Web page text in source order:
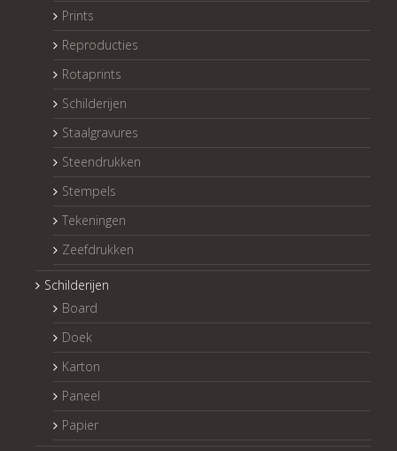
Prints
Reproducties
Rotaprints
Schilderijen
Staalgravures
Steendrukken
Stempels
Tekeningen
Zeefdrukken
Schilderijen
Board
Doek
Karton
Paneel
Papier